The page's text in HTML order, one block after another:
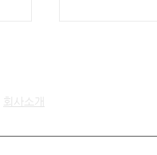
회사소개